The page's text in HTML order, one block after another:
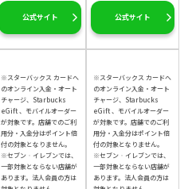
公式サイト 公式サイト
※スターバックス カードへ
のオンライン入金・オート
チャージ、Starbucks
eGift 、モバイルオーダー
が対象です。店舗でのご利
用分・入金分はポイント倍
付の対象となりません。
※セブン‐イレブンでは、
一部対象とならない店舗が
あります。法人会員の方は
※スターバックス カードへ
のオンライン入金・オート
チャージ、Starbucks
eGift 、モバイルオーダー
が対象です。店舗でのご利
用分・入金分はポイント倍
付の対象となりません。
※セブン‐イレブンでは、
一部対象とならない店舗が
あります。法人会員の方は